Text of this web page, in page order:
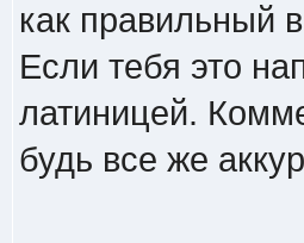
как правильный
Если тебя это
латиницей.
будь все же